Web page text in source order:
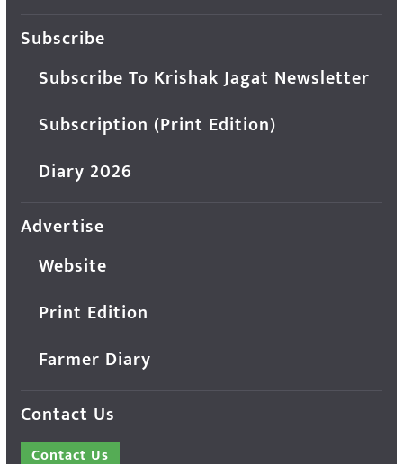
Subscribe
Subscribe To Krishak Jagat Newsletter
Subscription (Print Edition)
Diary 2026
Advertise
Website
Print Edition
Farmer Diary
Contact Us
Contact Us